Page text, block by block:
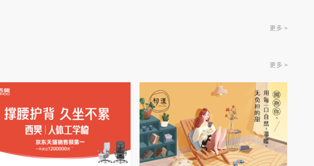
更多 >
更多 >